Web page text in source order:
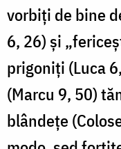
vorbiți de bine
6, 26) și
prigoniți (Luca
(Marcu 9, 50)
blândețe